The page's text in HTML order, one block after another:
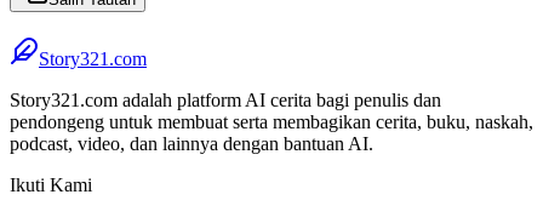
Story321.com
Story321.com adalah platform AI cerita bagi penulis dan
pendongeng untuk membuat serta membagikan cerita, buku, naskah,
podcast, video, dan lainnya dengan bantuan AI.
Ikuti Kami